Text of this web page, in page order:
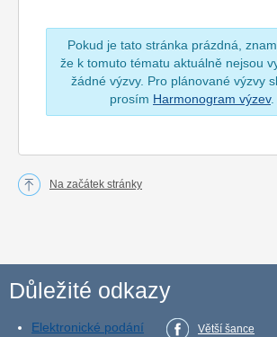
Pokud je tato stránka prázdná,
že k tomuto tématu aktuálně nejsou
žádné výzvy. Pro plánované výzvy
prosím Harmonogram výzev.
Na začátek stránky
Důležité odkazy
Elektronické podání
Větší šance